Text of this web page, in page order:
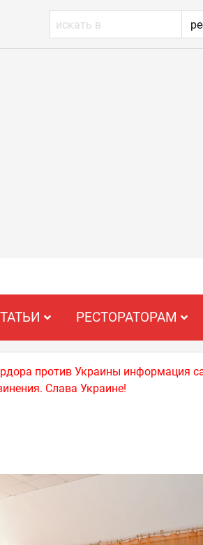
РЕСТОРАТОРАМ
против Украины информация
Слава Украине!